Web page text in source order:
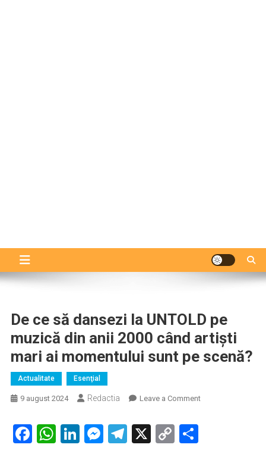
De ce să dansezi la UNTOLD pe
muzică din anii 2000 când artiști
mari ai momentului sunt pe scenă?
Actualitate Esenţial
9 august 2024 Redactia Leave a Commenton
Facebook
WhatsApp
LinkedIn
Messenger
Telegram
X Copy